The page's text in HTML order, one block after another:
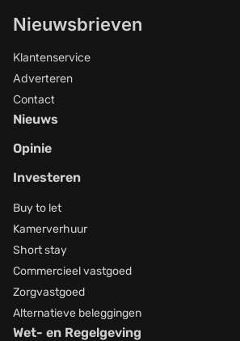
Nieuwsbrieven
Klantenservice
Adverteren
Contact
Nieuws
Opinie
Investeren
Buy to let
Kamerverhuur
Short stay
Commercieel vastgoed
Zorgvastgoed
Alternatieve beleggingen
Wet- en Regelgeving